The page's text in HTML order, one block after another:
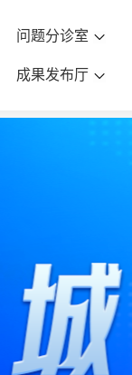
问题分诊室
成果发布厅